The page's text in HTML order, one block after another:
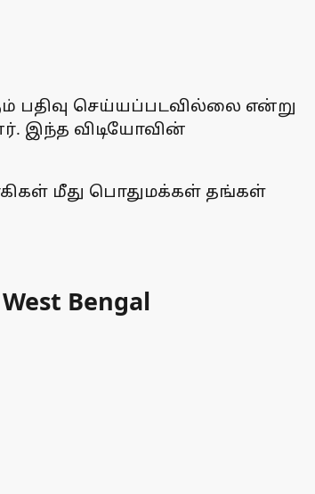
பதிவு செய்யப்படவில்லை என்று
இந்த விடியோவின்
மீது பொதுமக்கள் தங்கள்
Bengal